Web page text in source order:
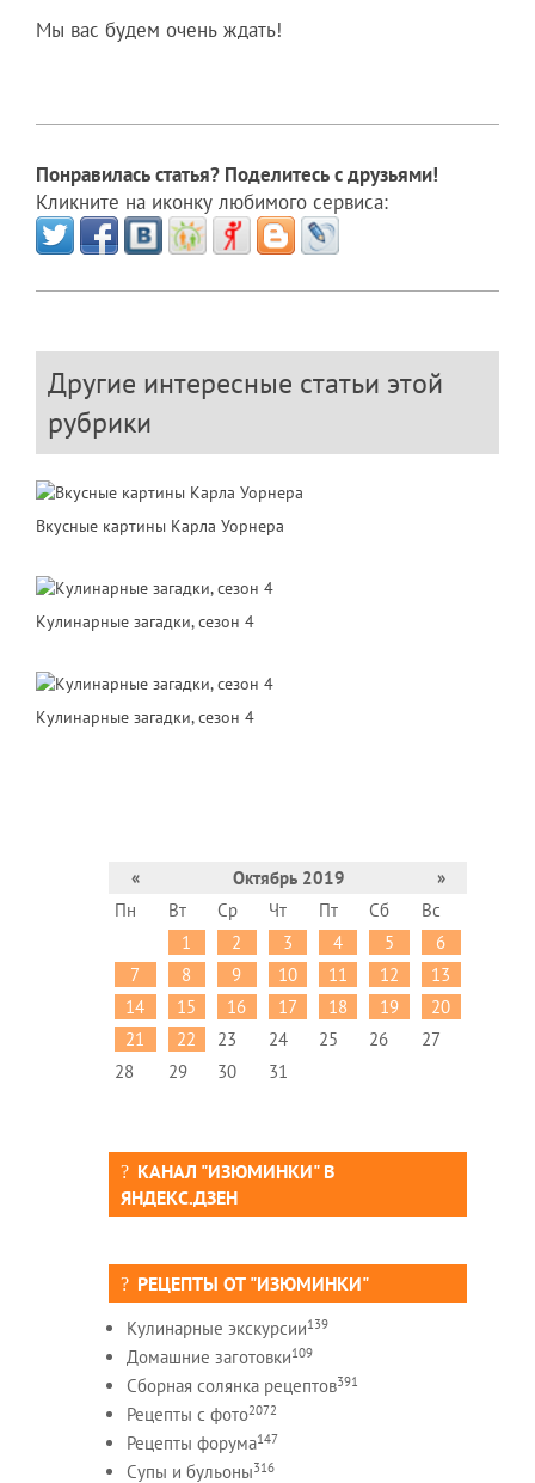
Мы вас будем очень ждать!
Понравилась статья? Поделитесь с друзьями!
Кликните на иконку любимого сервиса:
Другие интересные статьи этой
рубрики
Вкусные картины Карла Уорнера
Кулинарные загадки, сезон 4
Кулинарные загадки, сезон 4
« Октябрь 2019
»
Пн
Вт Ср Чт Пт Сб
Вс
1
2 3 4 5
6
7
8 9 10 11 12
13
14
15 16 17 18 19
20
21
22 23 24 25 26
27
28
29 30 31
КАНАЛ "ИЗЮМИНКИ" В
ЯНДЕКС.ДЗЕН
РЕЦЕПТЫ ОТ "ИЗЮМИНКИ"
Кулинарные экскурсии139
Домашние заготовки109
Сборная солянка рецептов391
Рецепты c фото2072
Рецепты форума147
Супы и бульоны316